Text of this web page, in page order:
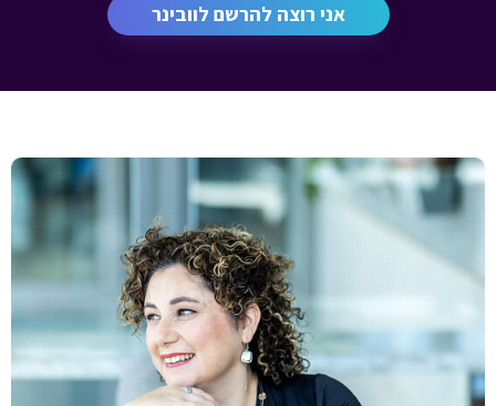
אני רוצה להרשם לוובינר